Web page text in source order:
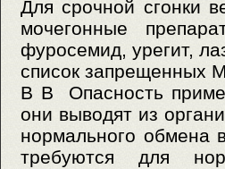
Для срочной сгонки
мочегонные
фуросемид, урегит,
список запрещенных
В В Опасность
они выводят из
нормального обмена
требуются для